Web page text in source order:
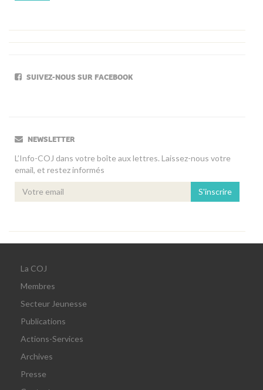
SUIVEZ-NOUS SUR FACEBOOK
NEWSLETTER
L’Info-COJ dans votre boîte aux lettres. Laissez-nous votre
email, et restez informés
S'inscrire
La COJ
Membres
Secteur Jeunesse
Publications
Actions-Services
Archives
Presse